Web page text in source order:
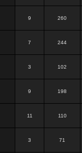
9 260
7 244
3 102
9 198
11 110
3 71